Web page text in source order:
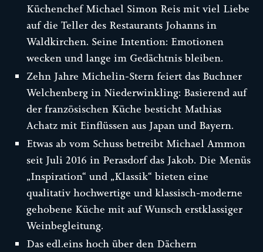
Küchenchef Michael Simon Reis mit viel Liebe
auf die Teller des Restaurants Johanns in
Waldkirchen. Seine Intention: Emotionen
wecken und lange im Gedächtnis bleiben.
Zehn Jahre Michelin-Stern feiert das Buchner
Welchenberg in Niederwinkling: Basierend auf
der französischen Küche besticht Mathias
Achatz mit Einflüssen aus Japan und Bayern.
Etwas ab vom Schuss betreibt Michael Ammon
seit Juli 2016 in Perasdorf das Jakob. Die Menüs
„Inspiration“ und „Klassik“ bieten eine
qualitativ hochwertige und klassisch-moderne
gehobene Küche mit auf Wunsch erstklassiger
Weinbegleitung.
Das edl.eins hoch über den Dächern